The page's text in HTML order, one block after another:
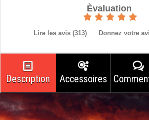
Èvaluation
Lire les avis (313) Donnez votre
Description Accessoires